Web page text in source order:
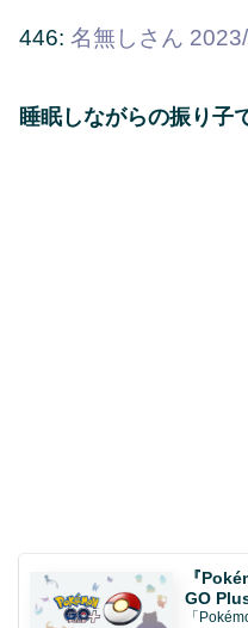
446: 名無しさん
睡眠しながらの振り子
『
GO
「